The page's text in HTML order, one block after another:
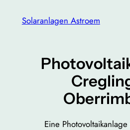
InhaltSolaranlagen Astroem
Eine